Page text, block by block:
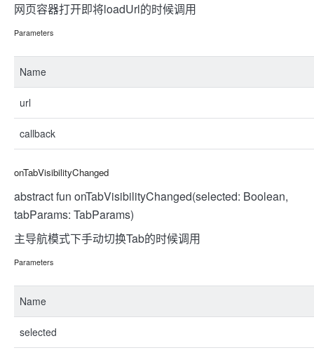
网页容器打开即将loadUrl的时候调用
Parameters
Name
url
callback
onTabVisibilityChanged
abstract fun onTabVisibilityChanged(selected: Boolean,
tabParams: TabParams)
主导航模式下手动切换Tab的时候调用
Parameters
Name
selected